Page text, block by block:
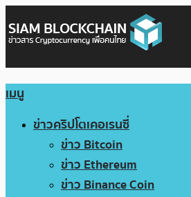
เมนู
ข่าวคริปโตเคอเรนซี่
ข่าว Bitcoin
ข่าว Ethereum
ข่าว Binance Coin